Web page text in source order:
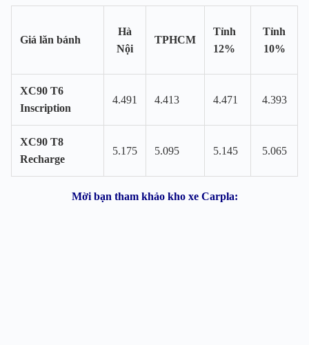
Giá lăn bánh
Hà
Nội
TPHCM
Tỉnh
12%
Tỉnh
10%
XC90 T6
Inscription
4.491 4.413 4.471 4.393
XC90 T8
Recharge
5.175 5.095 5.145 5.065
Mời bạn tham khảo kho xe Carpla: